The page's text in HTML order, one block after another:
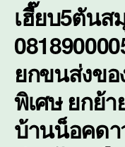
เฮี๊ยบ5ตันส
ยกขนส่งข
พิเศษ ยกย้า
บ้านน็อคด